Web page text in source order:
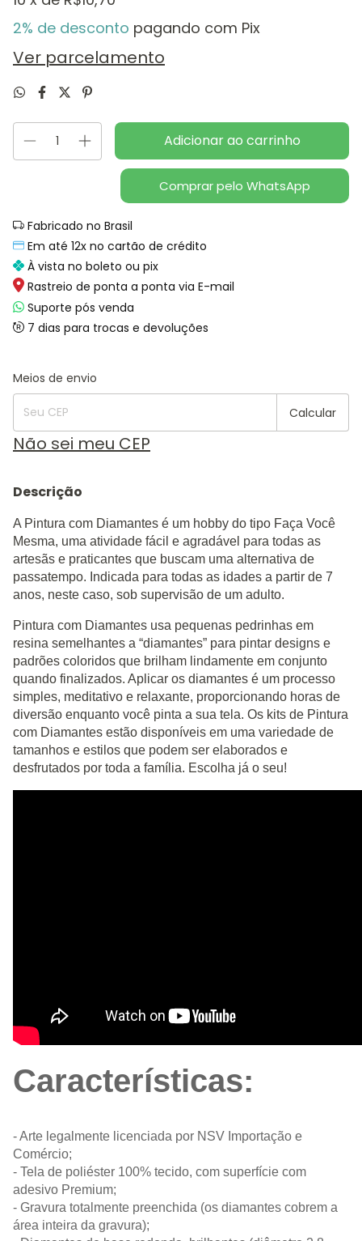
2% de desconto pagando com Pix
Ver parcelamento
Comprar pelo WhatsApp
Fabricado no Brasil
Em até 12x no cartão de crédito
À vista no boleto ou pix
Rastreio de ponta a ponta via E-mail
Suporte pós venda
7 dias para trocas e devoluções
Entregas para o CEP:
Meios de envio
Calcular
Não sei meu CEP
Descrição
A Pintura com Diamantes é um hobby do tipo Faça Você
Mesma, uma atividade fácil e agradável para todas as
artesãs e praticantes que buscam uma alternativa de
passatempo. Indicada para todas as idades a partir de 7
anos, neste caso, sob supervisão de um adulto.
Pintura com Diamantes usa pequenas pedrinhas em
resina semelhantes a “diamantes” para pintar designs e
padrões coloridos que brilham lindamente em conjunto
quando finalizados. Aplicar os diamantes é um processo
simples, meditativo e relaxante, proporcionando horas de
diversão enquanto você pinta a sua tela. Os kits de Pintura
com Diamantes estão disponíveis em uma variedade de
tamanhos e estilos que podem ser elaborados e
desfrutados por toda a família. Escolha já o seu!
Características:
- Arte legalmente licenciada por NSV Importação e
Comércio;
- Tela de poliéster 100% tecido, com superfície com
adesivo Premium;
- Gravura totalmente preenchida (os diamantes cobrem a
área inteira da gravura);